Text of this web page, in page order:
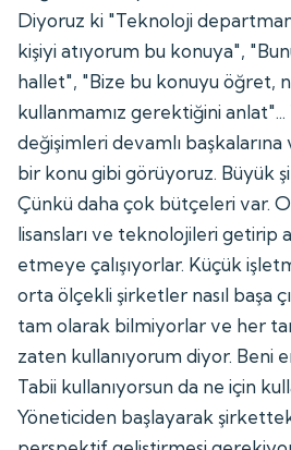
Diyoruz ki "Teknoloji
kişiyi atıyorum bu konuya",
hallet", "Bize bu konuyu öğret,
kullanmamız gerektiğini
değişimleri devamlı
bir konu gibi görüyoruz. Büyük
Çünkü daha çok bütçeleri var.
lisansları ve teknolojileri getirip
etmeye çalışıyorlar. Küçük
orta ölçekli şirketler nasıl başa
tam olarak bilmiyorlar ve her
zaten kullanıyorum diyor. Beni
Tabii kullanıyorsun da ne için
Yöneticiden başlayarak